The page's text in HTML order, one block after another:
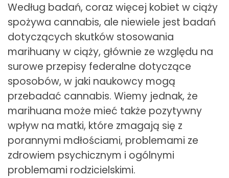
Według badań, coraz więcej kobiet w ciąży
spożywa cannabis, ale niewiele jest badań
dotyczących skutków stosowania
marihuany w ciąży, głównie ze względu na
surowe przepisy federalne dotyczące
sposobów, w jaki naukowcy mogą
przebadać cannabis. Wiemy jednak, że
marihuana może mieć także pozytywny
wpływ na matki, które zmagają się z
porannymi mdłościami, problemami ze
zdrowiem psychicznym i ogólnymi
problemami rodzicielskimi.